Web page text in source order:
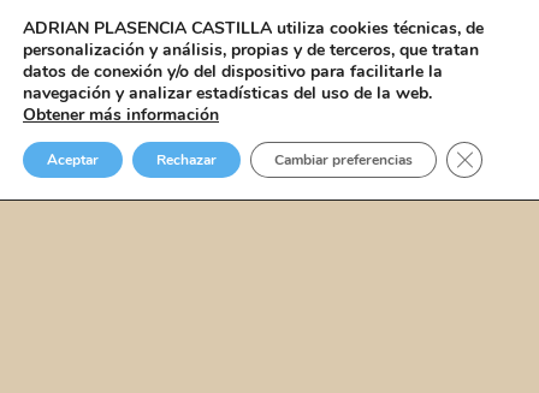
ADRIAN PLASENCIA CASTILLA utiliza cookies técnicas, de
personalización y análisis, propias y de terceros, que tratan
datos de conexión y/o del dispositivo para facilitarle la
navegación y analizar estadísticas del uso de la web.
Obtener más información
Aceptar Rechazar Cambiar preferencias Cerrar el